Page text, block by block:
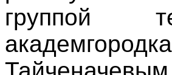
группой